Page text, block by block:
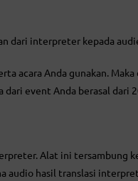
dari interpreter kepada
acara Anda gunakan.
event Anda berasal
Alat ini tersambung
audio hasil translasi